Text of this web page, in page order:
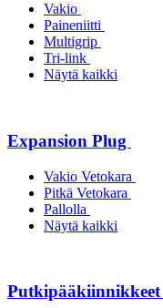
Vakio
Paineniitti
Multigrip
Tri-link
Näytä kaikki
Expansion Plug
Vakio Vetokara
Pitkä Vetokara
Pallolla
Näytä kaikki
Putkipääkiinnikkeet